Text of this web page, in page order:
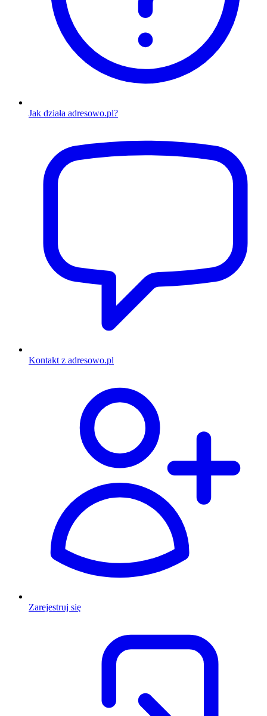
Jak działa adresowo.pl?
Kontakt z adresowo.pl
Zarejestruj się